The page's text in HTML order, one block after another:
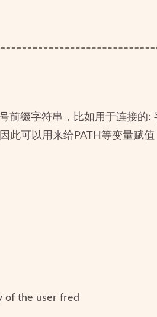
前缀字符串，比如用于连接的:
此可以用来给PATH等变量赋
of the user fred